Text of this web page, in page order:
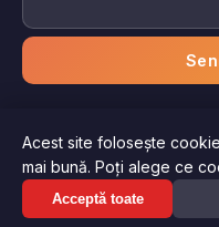
Suna acum:
© 2026 Imobiliare
Politica de
Acest site folosește
mai bună. Poți alege ce
Acceptă toate